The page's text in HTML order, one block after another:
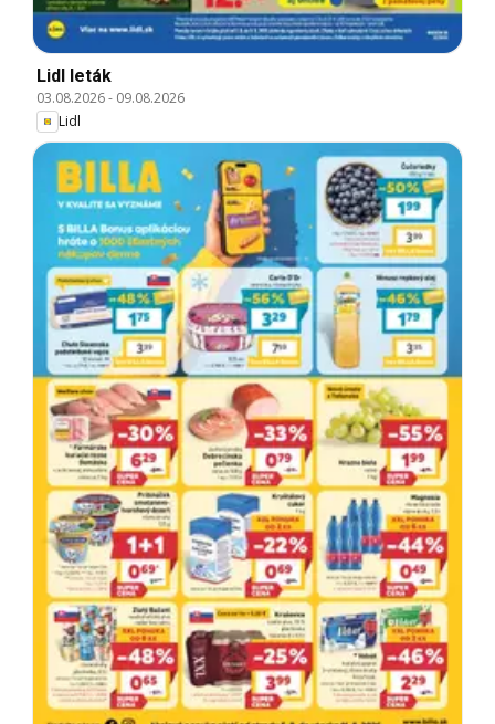
Lidl leták
03.08.2026- 09.08.2026
Lidl